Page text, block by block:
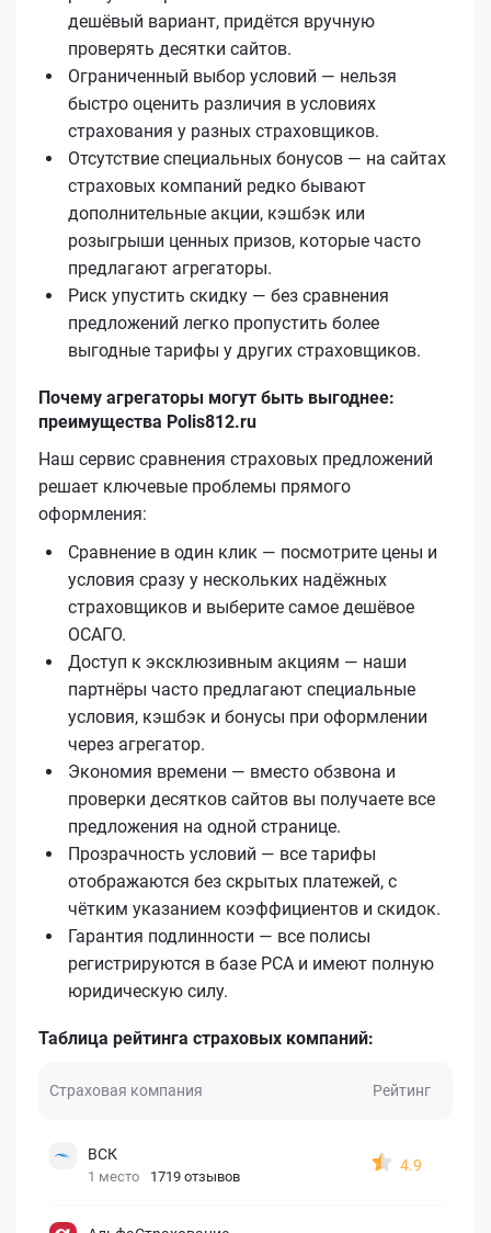
дешёвый вариант, придётся вручную
проверять десятки сайтов.
Ограниченный выбор условий — нельзя
быстро оценить различия в условиях
страхования у разных страховщиков.
Отсутствие специальных бонусов — на сайтах
страховых компаний редко бывают
дополнительные акции, кэшбэк или
розыгрыши ценных призов, которые часто
предлагают агрегаторы.
Риск упустить скидку — без сравнения
предложений легко пропустить более
выгодные тарифы у других страховщиков.
Почему агрегаторы могут быть выгоднее:
преимущества Polis812.ru
Наш сервис сравнения страховых предложений
решает ключевые проблемы прямого
оформления:
Сравнение в один клик — посмотрите цены и
условия сразу у нескольких надёжных
страховщиков и выберите самое дешёвое
ОСАГО.
Доступ к эксклюзивным акциям — наши
партнёры часто предлагают специальные
условия, кэшбэк и бонусы при оформлении
через агрегатор.
Экономия времени — вместо обзвона и
проверки десятков сайтов вы получаете все
предложения на одной странице.
Прозрачность условий — все тарифы
отображаются без скрытых платежей, с
чётким указанием коэффициентов и скидок.
Гарантия подлинности — все полисы
регистрируются в базе РСА и имеют полную
юридическую силу.
Таблица рейтинга страховых компаний:
Страховая компания Рейтинг
ВСК
1 место 1719 отзывов
4.9